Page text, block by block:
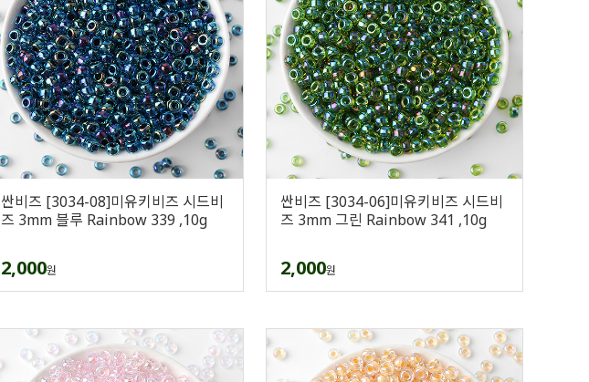
싼비즈 [3034-08]미유키비즈 시드비
즈 3mm 블루 Rainbow 339 ,10g
2,000원
싼비즈 [3034-06]미유키비즈 시드비
즈 3mm 그린 Rainbow 341 ,10g
2,000원